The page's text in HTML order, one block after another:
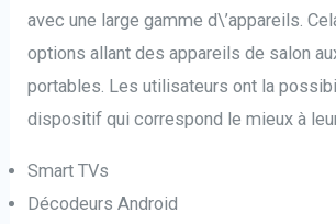
avec une large gamme d\’appareils.
options allant des appareils de salon
portables. Les utilisateurs ont la
dispositif qui correspond le mieux à
Smart TVs
Décodeurs Android